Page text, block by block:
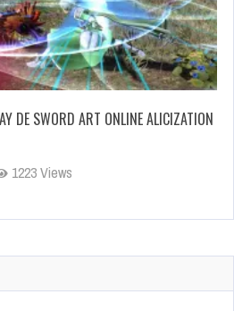
DE SWORD ART ONLINE ALICIZATION
1223 Views